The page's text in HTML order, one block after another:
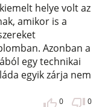
helye volt az
amikor is a
Azonban a
egy technikai
egyik zárja nem
0 0